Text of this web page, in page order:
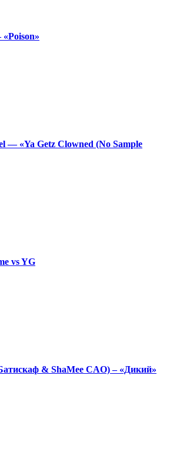
— «Ya Getz Clowned (No Sample
vs YG
& ShaMee CAO) – «Дикий»